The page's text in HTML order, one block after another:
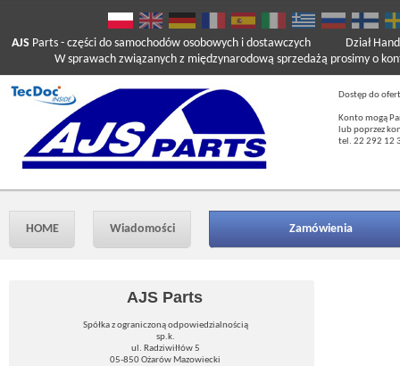
AJS Parts - części do samochodów osobowych i dostawczych
W sprawach związanych z międzynarodową sprzedażą prosimy o
Dział
Dostęp do
Konto mogą
lub poprzez
tel. 22 292 12
HOME Wiadomości Zamówienia
AJS Parts
Spółka z ograniczoną odpowiedzialnością
sp.k.
ul. Radziwiłłów 5
05-850 Ożarów Mazowiecki